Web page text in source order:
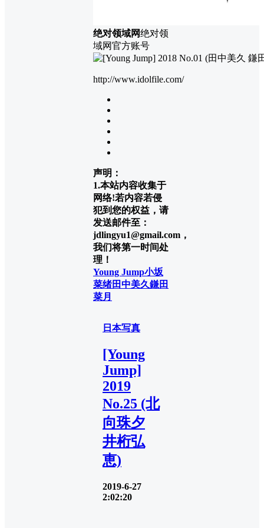
绝对领域网绝对领
域网官方账号
http://www.idolfile.com/
声明：
1.本站内容收集于
网络!若内容若侵
犯到您的权益，请
发送邮件至：
jdlingyu1@gmail.com，
我们将第一时间处
理！
Young Jump小坂
菜绪田中美久鎌田
菜月
日本写真
[Young
Jump]
2019
No.25 (北
向珠夕
井桁弘
恵)
2019-6-27
2:02:20